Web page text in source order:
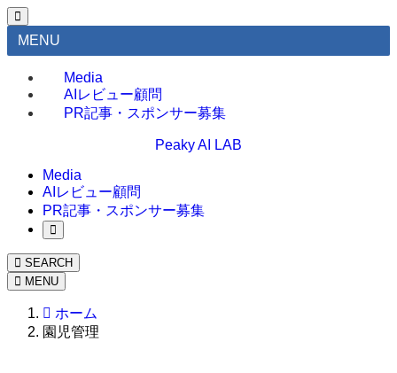
MENU
Media
AIレビュー顧問
PR記事・スポンサー募集
Peaky AI LAB
Media
AIレビュー顧問
PR記事・スポンサー募集
SEARCH
MENU
ホーム
園児管理